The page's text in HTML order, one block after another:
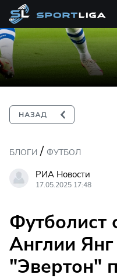
БЛОГИ / ФУТБОЛ
РИА Новости
17.05.2025 17:48
Футболист
Англии
"Эвертон"